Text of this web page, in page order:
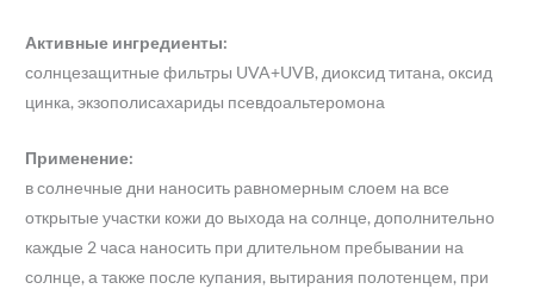
Активные ингредиенты:
солнцезащитные фильтры UVA+UVB, диоксид титана, оксид
цинка, экзополисахариды псевдоальтеромона
Применение:
в солнечные дни наносить равномерным слоем на все
открытые участки кожи до выхода на солнце, дополнительно
каждые 2 часа наносить при длительном пребывании на
солнце, а также после купания, вытирания полотенцем, при